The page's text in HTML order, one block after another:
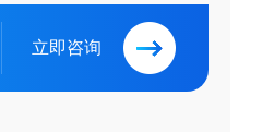
立即咨询